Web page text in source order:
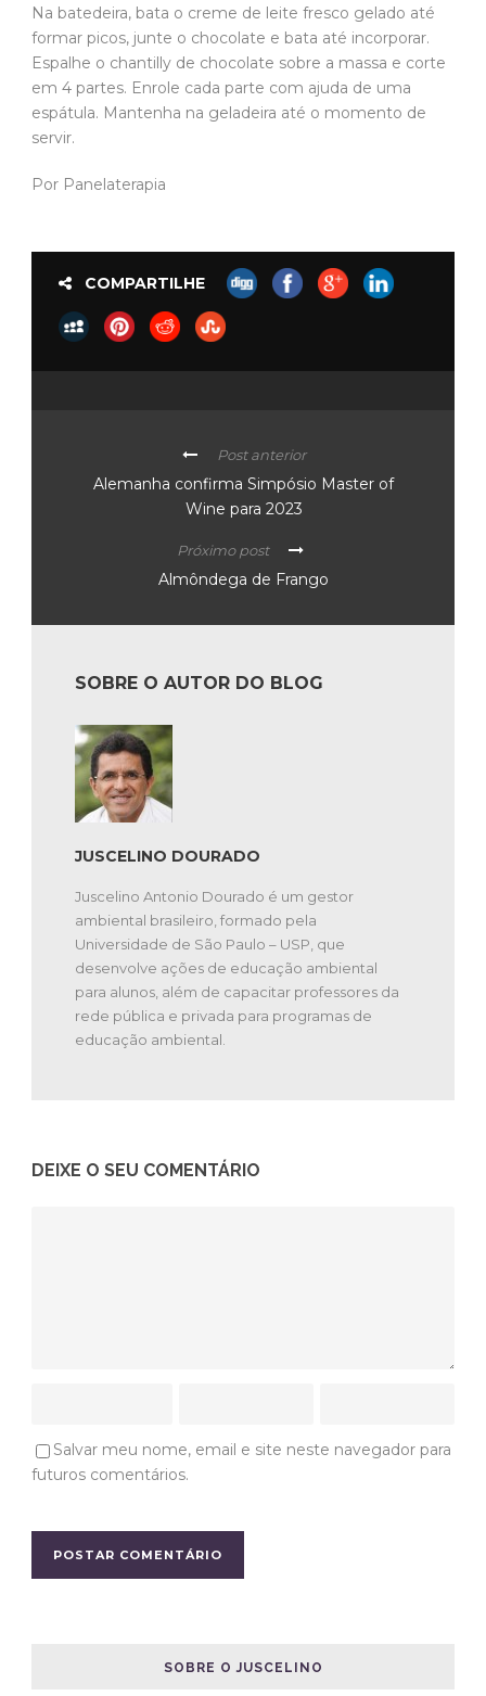
Na batedeira, bata o creme de leite fresco gelado até
formar picos, junte o chocolate e bata até incorporar.
Espalhe o chantilly de chocolate sobre a massa e corte
em 4 partes. Enrole cada parte com ajuda de uma
espátula. Mantenha na geladeira até o momento de
servir.
Por Panelaterapia
COMPARTILHE
Post anterior
Alemanha confirma Simpósio Master of
Wine para 2023
Próximo post
Almôndega de Frango
SOBRE O AUTOR DO BLOG
JUSCELINO DOURADO
Juscelino Antonio Dourado é um gestor
ambiental brasileiro, formado pela
Universidade de São Paulo – USP, que
desenvolve ações de educação ambiental
para alunos, além de capacitar professores da
rede pública e privada para programas de
educação ambiental.
DEIXE O SEU COMENTÁRIO
Salvar meu nome, email e site neste navegador para
futuros comentários.
SOBRE O JUSCELINO